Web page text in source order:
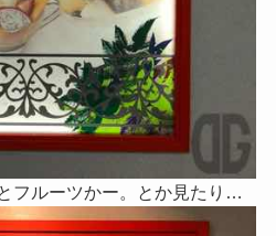
フルーツかー。とか見たり…